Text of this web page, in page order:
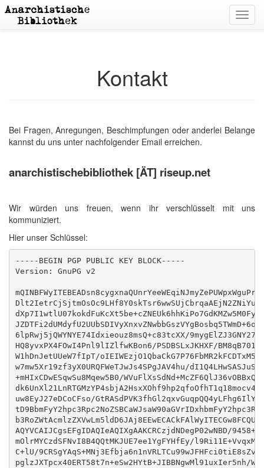
Kontakt
Bei Fragen, Anregungen, Beschimpfungen oder anderlei Belange
kannst du uns unter nachfolgender Email erreichen.
anarchistischebibliothek [ÄT] riseup.net
Wir würden uns freuen, wenn ihr verschlüsselt mit uns
kommuniziert.
Hier unser Schlüssel:
-----BEGIN PGP PUBLIC KEY BLOCK-----
Version: GnuPG v2
6lpRwj5jQWYNYE74Idxieouz8msQ+c83tcXX/
HQ8yvxPX4FOwI4Pnl9lIZlfwKBon6/PSDBSLxJKHXF/
W1hDnJetUUeW7fIpT/
w7mw5Xr19zf3yX0URQFWeTJwJs4SPgJAV4hu/
+mHIxCDwESqwSu8Mqew5B0/
uw8EyJ27eDCoCFso/
AQYVCAIJCgsEFgIDAQIeAQIXgAAKCRCzjdNDegP02wNBD/
mOlrMYCzdSFNvI8B4QQtMKJUE7ee1YgFYHfEy/
C+lU/
pglzJXTpcx40ERT58t7n+eSw2HYtB+JIBBNgwMl91uxIer5nh/